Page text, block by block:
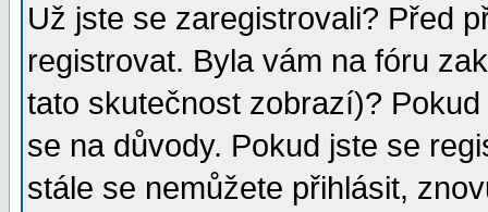
Už jste se zaregistrovali? Před
registrovat. Byla vám na fóru
tato skutečnost zobrazí)?
se na důvody. Pokud jste se
stále se nemůžete přihlásit,